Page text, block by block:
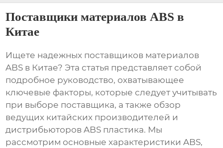
Поставщики материалов ABS в
Китае
Ищете надежных поставщиков материалов
ABS в Китае? Эта статья представляет собой
подробное руководство, охватывающее
ключевые факторы, которые следует учитывать
при выборе поставщика, а также обзор
ведущих китайских производителей и
дистрибьюторов ABS пластика. Мы
рассмотрим основные характеристики ABS,